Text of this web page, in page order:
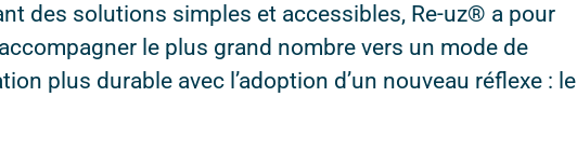
des solutions simples et accessibles, Re-uz® a pour
le plus grand nombre vers un mode de
plus durable avec l’adoption d’un nouveau réflexe : le